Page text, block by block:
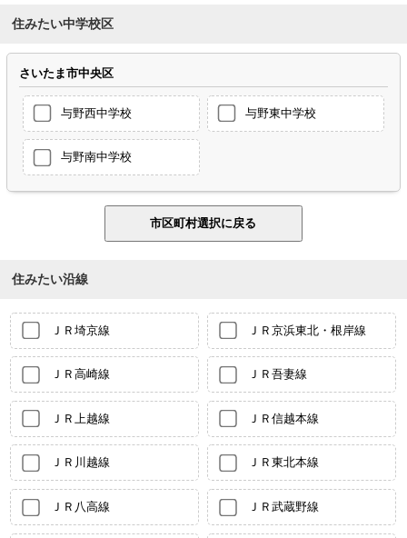
住みたい中学校区
さいたま市中央区
与野西中学校 与野東中学校
与野南中学校
住みたい沿線
ＪＲ埼京線 ＪＲ京浜東北・根岸線
ＪＲ高崎線 ＪＲ吾妻線
ＪＲ上越線 ＪＲ信越本線
ＪＲ川越線 ＪＲ東北本線
ＪＲ八高線 ＪＲ武蔵野線